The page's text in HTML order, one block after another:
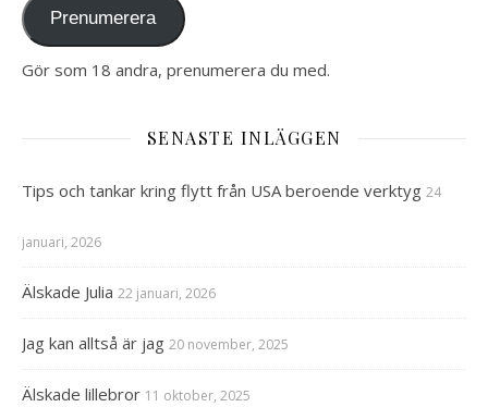
Prenumerera
Gör som 18 andra, prenumerera du med.
SENASTE INLÄGGEN
Tips och tankar kring flytt från USA beroende verktyg 24
januari, 2026
Älskade Julia 22 januari, 2026
Jag kan alltså är jag 20 november, 2025
Älskade lillebror 11 oktober, 2025